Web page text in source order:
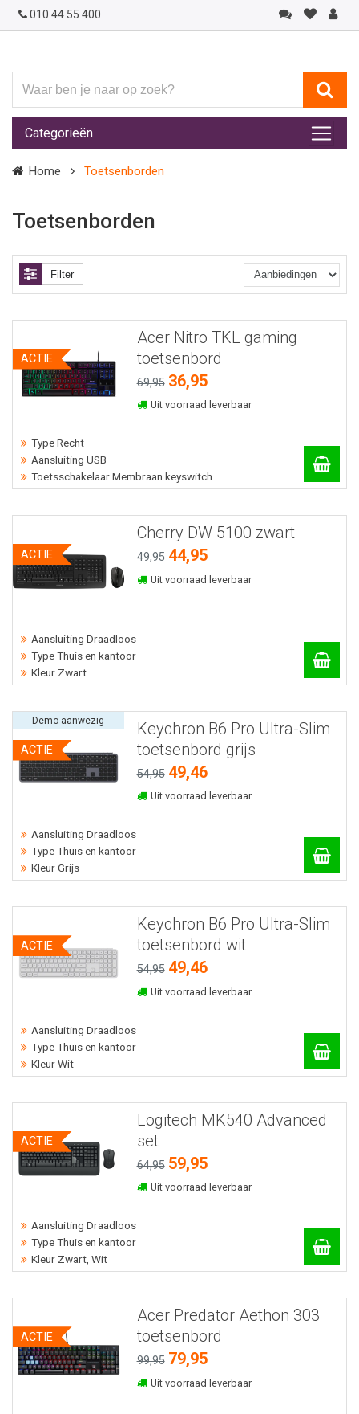
010 44 55 400
ben
je
naar
op
zoek?
Categorieën
Home Toetsenborden
Toetsenborden
Filter
Acer Nitro TKL gaming
toetsenbord
69,95 36,95
Uit voorraad leverbaar
ACTIE
Type Recht
Aansluiting USB
Toetsschakelaar Membraan keyswitch
Cherry DW 5100 zwart
49,95 44,95
Uit voorraad leverbaar
ACTIE
Aansluiting Draadloos
Type Thuis en kantoor
Kleur Zwart
Keychron B6 Pro Ultra-Slim
toetsenbord grijs
54,95 49,46
Uit voorraad leverbaar
ACTIE
Demo aanwezig
Aansluiting Draadloos
Type Thuis en kantoor
Kleur Grijs
Keychron B6 Pro Ultra-Slim
toetsenbord wit
54,95 49,46
Uit voorraad leverbaar
ACTIE
Aansluiting Draadloos
Type Thuis en kantoor
Kleur Wit
Logitech MK540 Advanced
set
64,95 59,95
Uit voorraad leverbaar
ACTIE
Aansluiting Draadloos
Type Thuis en kantoor
Kleur Zwart, Wit
Acer Predator Aethon 303
toetsenbord
99,95 79,95
Uit voorraad leverbaar
ACTIE